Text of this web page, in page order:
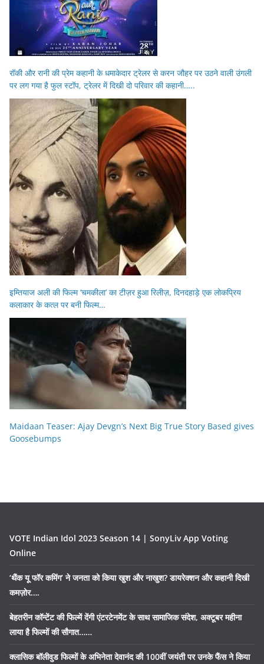
रॉकी और रानी की प्रेम कहानी के धमाकेदार ट्रेलर से करन जौहर पर उठने वाली उंगली
पर लग गया है फुल स्टॉप, ट्रेलर में दिखी दो परिवार की कहानी…..
इम्तियाज अली की फिल्म ‘चमकीला’ का टीज़र हुआ रिलीज़, दिनदहाड़े एक लोकप्रिय
कलाकार के कत्ल पर बनी फिल्म…
Maidaan Teaser: Ajay Devgn’s Next Big True Story Based gives
Goosebumps
VOTE Indian Idol 2023 Season 14 | SonyLiv App Voting
Online
‘थैंक यू फॉर कमिंग’ ने जनता को किया खुश और नाखुश? डायरेक्शन और कहानी दिखी
कमज़ोर….
बेहतरीन कॉन्टेंट की फिल्में देंगी एंटरटेनमेंट के साथ सामाजिक संदेश, अक्टूबर महीना
लाया है फिल्मों की सौगात……
क्लासिक बॉलीवुड फिल्मों के अभिनेता देवानंद की 100वीं जयंती पर उनके फैंस ने किया